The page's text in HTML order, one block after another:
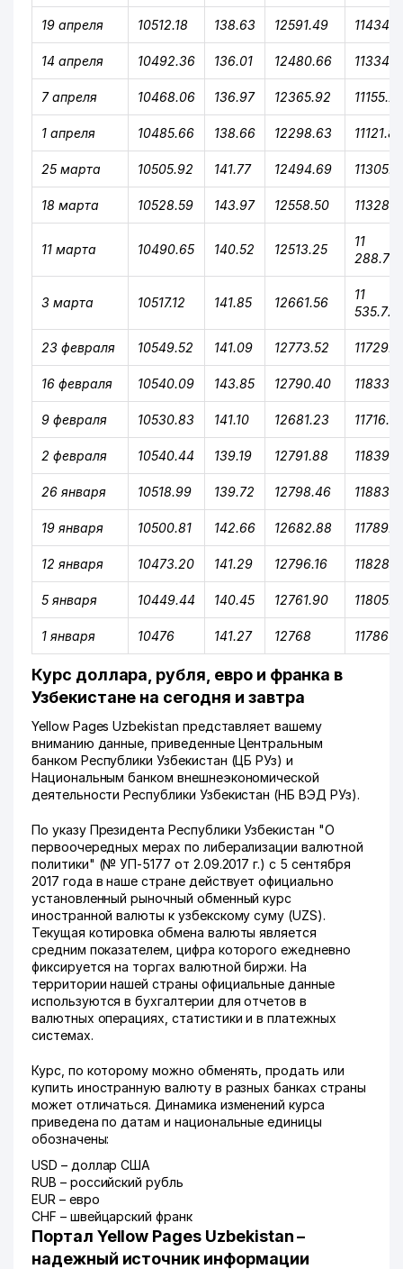
19 апреля 10512.18 138.63 12591.49
14 апреля 10492.36 136.01 12480.66
7 апреля 10468.06 136.97 12365.92
1 апреля 10485.66 138.66 12298.63 11121.83
25 марта 10505.92 141.77 12494.69
18 марта 10528.59 143.97 12558.50
11 марта 10490.65 140.52 12513.25
11
288.72
3 марта 10517.12 141.85 12661.56
11
535.72
23 февраля 10549.52 141.09 12773.52
16 февраля 10540.09 143.85 12790.40
9 февраля 10530.83 141.10 12681.23
2 февраля 10540.44 139.19 12791.88
26 января 10518.99 139.72 12798.46
19 января 10500.81 142.66 12682.88
12 января 10473.20 141.29 12796.16
5 января 10449.44 140.45 12761.90
1 января 10476 141.27 12768 11786
Курс доллара, рубля, евро и франка в
Узбекистане на сегодня и завтра
Yellow Pages Uzbekistan представляет вашему
вниманию данные, приведенные Центральным
банком Республики Узбекистан (ЦБ РУз) и
Национальным банком внешнеэкономической
деятельности Республики Узбекистан (НБ ВЭД РУз).
По указу Президента Республики Узбекистан "О
первоочередных мерах по либерализации валютной
политики" (№ УП-5177 от 2.09.2017 г.) с 5 сентября
2017 года в наше стране действует официально
установленный рыночный обменный курс
иностранной валюты к узбекскому суму (UZS).
Текущая котировка обмена валюты является
средним показателем, цифра которого ежедневно
фиксируется на торгах валютной биржи. На
территории нашей страны официальные данные
используются в бухгалтерии для отчетов в
валютных операциях, статистики и в платежных
системах.
Курс, по которому можно обменять, продать или
купить иностранную валюту в разных банках страны
может отличаться. Динамика изменений курса
приведена по датам и национальные единицы
обозначены:
USD – доллар США
RUB – российский рубль
EUR – евро
CHF – швейцарский франк
Портал Yellow Pages Uzbekistan –
надежный источник информации